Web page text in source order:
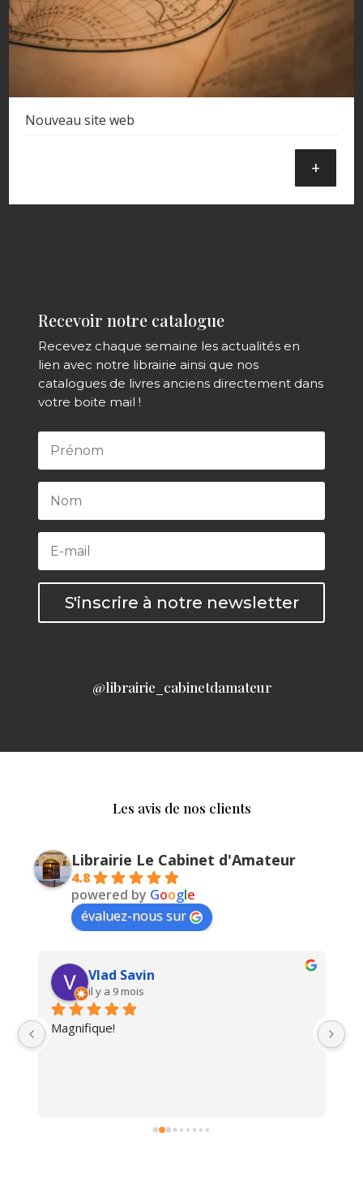
Nouveau site web
+
Recevoir notre catalogue
Recevez chaque semaine les actualités en
lien avec notre librairie ainsi que nos
catalogues de livres anciens directement dans
votre boite mail !
S'inscrire à notre newsletter
@librairie_cabinetdamateur
Les avis de nos clients
Librairie Le Cabinet d'Amateur
4.8
powered by Google
évaluez-nous sur
Vlad Savin
il y a 9 mois
Magnifique!